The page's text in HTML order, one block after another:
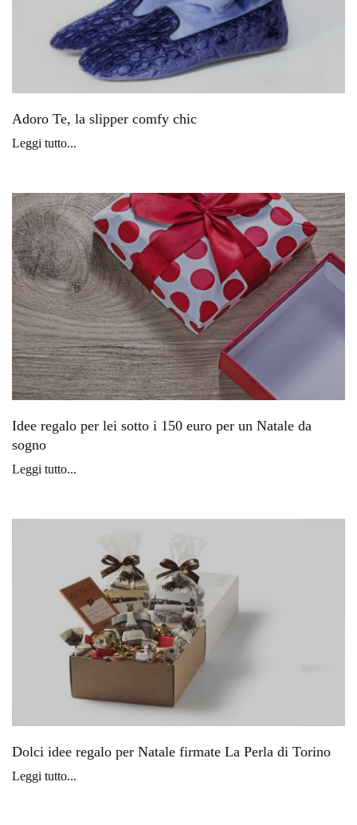
Adoro Te, la slipper comfy chic
Leggi tutto...
Idee regalo per lei sotto i 150 euro per un Natale da
sogno
Leggi tutto...
Dolci idee regalo per Natale firmate La Perla di Torino
Leggi tutto...